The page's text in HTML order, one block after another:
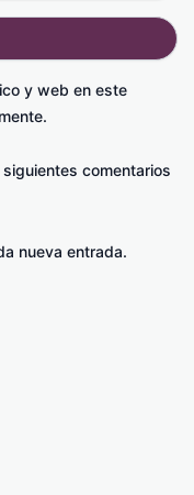
y web en este
comentarios
nueva entrada.